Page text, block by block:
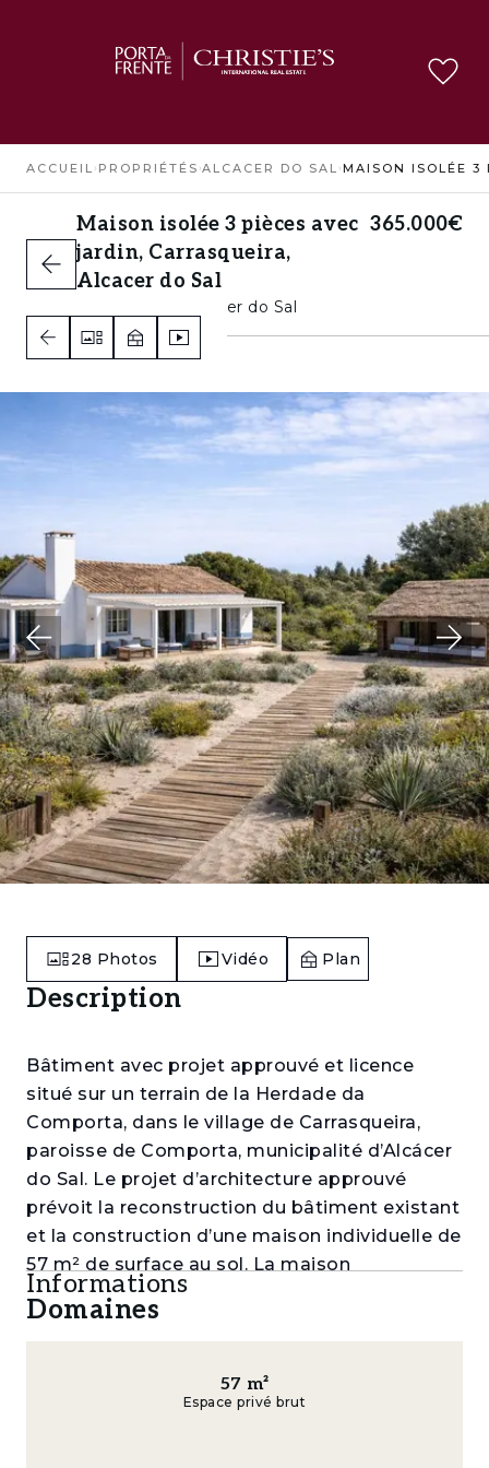
ACCUEIL › PROPRIÉTÉS ›ALCACER DO SAL ›
Maison isolée 3 pièces avec
jardin, Carrasqueira,
Alcacer do Sal
Carrasqueira, Alcacer do Sal
365.000€
2 1
28 Photos Vidéo Plan
Description
Bâtiment avec projet approuvé et licence
situé sur un terrain de la Herdade da
Comporta, dans le village de Carrasqueira,
paroisse de Comporta, municipalité d’Alcácer
do Sal. Le projet d’architecture approuvé
prévoit la reconstruction du bâtiment existant
et la construction d’une maison individuelle de
57 m² de surface au sol. La maison
comprendra une cuisine et un séjour en open
space, une suite et une mezzanine, tout en
existante. Le projet inclut également une
cabane indépendante avec chambre et salle
Informations
Domaines
57 m²
Espace privé brut